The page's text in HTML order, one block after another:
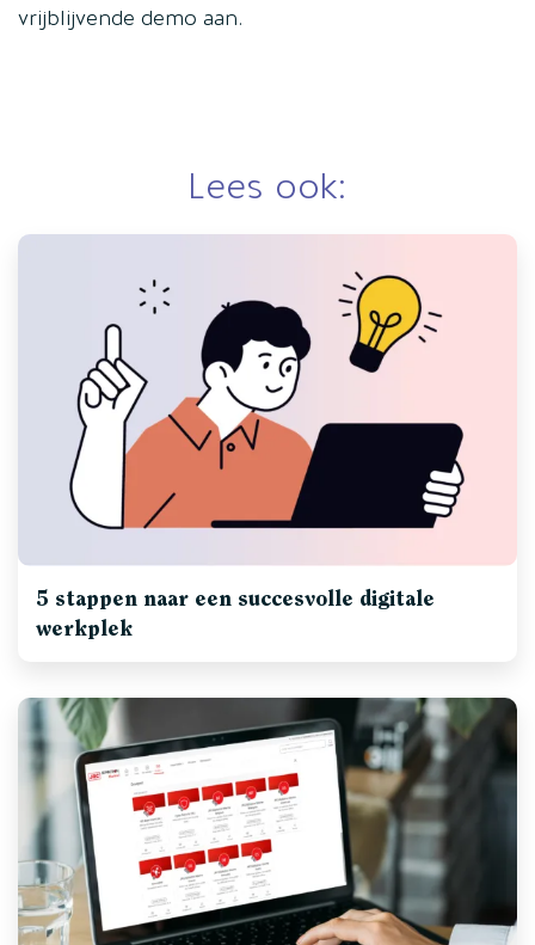
vrijblijvende demo aan.
Lees ook:
5 stappen naar een succesvolle digitale
werkplek